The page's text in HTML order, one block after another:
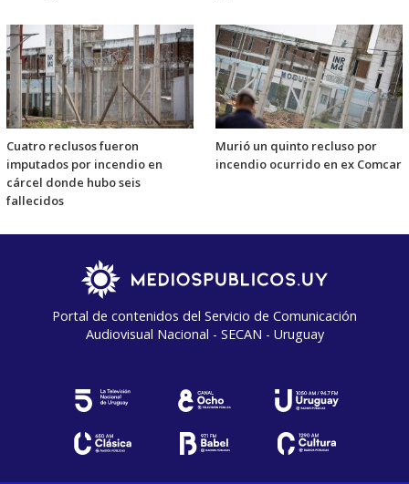
Cuatro reclusos fueron
imputados por incendio en
cárcel donde hubo seis
fallecidos
Murió un quinto recluso por
incendio ocurrido en ex Comcar
Portal de contenidos del Servicio de Comunicación
Audiovisual Nacional - SECAN - Uruguay